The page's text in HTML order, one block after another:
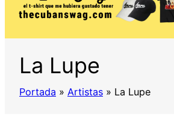
La Lupe
Portada » Artistas » La Lupe